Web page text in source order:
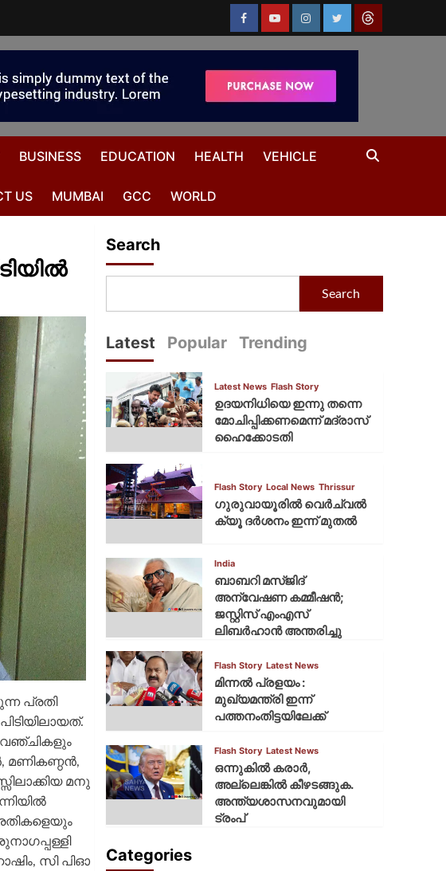
BUSINESS EDUCATION HEALTH VEHICLE
US MUMBAI GCC WORLD
പ്രതി
വഞ്ചികളും
മണികണ്ഠൻ,
മനു
സി പിഓ
Search
Search
Latest Popular Trending
Latest News Flash Story
ഉദയനിധിയെ ഇന്നു തന്നെ
മോചിപ്പിക്കണമെന്ന് മദ്രാസ്
ഹൈക്കോടതി
Flash Story Local News Thrissur
ഗുരുവായൂരില്‍ വെര്‍ച്വല്‍
ക്യൂ ദര്‍ശനം ഇന്ന് മുതല്‍
India
ബാബറി മസ്ജിദ്
അന്വേഷണ കമ്മീഷന്‍;
ജസ്റ്റിസ് എംഎസ്
ലിബര്‍ഹാന്‍ അന്തരിച്ചു
Flash Story Latest News
മിന്നല്‍ പ്രളയം :
മുഖ്യമന്ത്രി ഇന്ന്
പത്തനംതിട്ടയിലേക്ക്
Flash Story Latest News
ഒന്നുകില്‍ കരാര്‍,
അല്ലെങ്കില്‍ കീഴടങ്ങുക.
അന്ത്യശാസനവുമായി
ട്രംപ്
Categories